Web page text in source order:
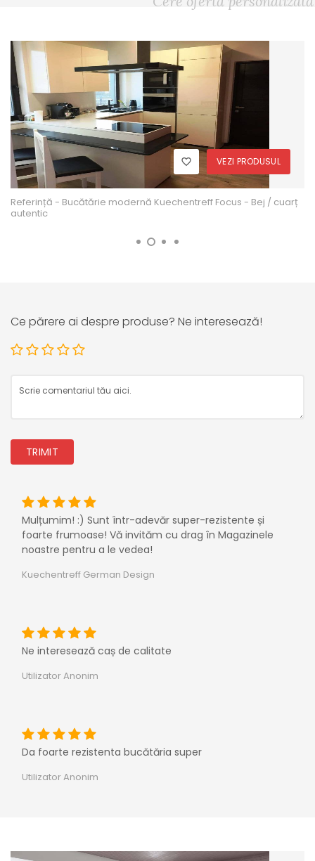
VEZI PRODUSUL
Referință - Bucătărie modernă Kuechentreff Focus - Bej / cuarț
autentic
Ce părere ai despre produse? Ne interesează!
TRIMIT
Mulțumim! :) Sunt într-adevăr super-rezistente și
foarte frumoase! Vă invităm cu drag în Magazinele
noastre pentru a le vedea!
Kuechentreff German Design
Ne interesează caș de calitate
Utilizator Anonim
Da foarte rezistenta bucătăria super
Utilizator Anonim